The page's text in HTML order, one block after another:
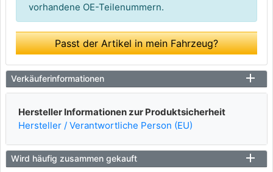
vorhandene OE-Teilenummern.
Passt der Artikel in mein Fahrzeug?
Verkäuferinformationen
Hersteller Informationen zur Produktsicherheit
Hersteller / Verantwortliche Person (EU)
Wird häufig zusammen gekauft